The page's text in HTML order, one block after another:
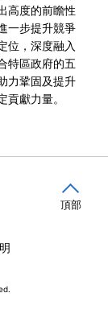
高度的前瞻性
一步提升競爭
位，深度融入
特區政府的五
力鞏固及提升
獻力量。
頂部